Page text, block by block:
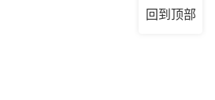
回到顶部